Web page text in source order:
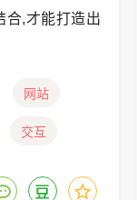
合,才能打造出
网站
交互